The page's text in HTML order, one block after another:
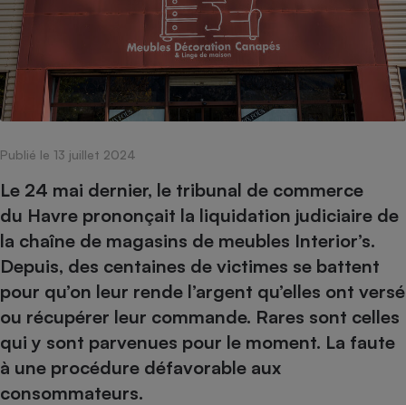
Publié le 13 juillet 2024
Le 24 mai dernier, le tribunal de commerce
du Havre prononçait la liquidation judiciaire de
la chaîne de magasins de meubles Interior’s.
Depuis, des centaines de victimes se battent
pour qu’on leur rende l’argent qu’elles ont versé
ou récupérer leur commande. Rares sont celles
qui y sont parvenues pour le moment. La faute
à une procédure défavorable aux
consommateurs.
Sécurité - Hygiène
Supermarché - Drive
Assurance
Banque - Crédit
Epargne - Fiscalité
Circulation routière
Contrôle technique -
Pièce détachée
Moto
Comparateur auto
Comparatif
Comparatif climatiseur
Comparatif aspirateur
Comparatif aspirateur
Comparatif cafetière
Comparatif robot cuiseur
Comparatif centrale
Électricité - Gaz
Comparatif casque audio
Comparatif ordinateur
Comparatif ultrabook
Comparatif tablette
Image et son
Informatique
Internet
Crédit immobilier
Comparatif tondeuse
Aménagement
Bricolage - Jardinage
Chauffage
Produit d'entretien
Sécurité domestique
Hygiène - Beauté
Maladie - Médecine -
Système de santé -
Maison de retraite
Retraite
Choisir son fioul
Choisir son pellet
Comparateur assurance emprunteur
Energie Moins Chère Ensemble
Tous les comparateurs
Toutes les cartes interactives
Speedtest - Testez le débit de votre
connexion Internet